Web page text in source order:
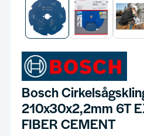
Bosch
210x30x2,2mm 6T
FIBER CEMENT